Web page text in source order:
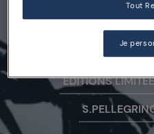
ÉDITIONS
ÉDITIONS
Tout
Je